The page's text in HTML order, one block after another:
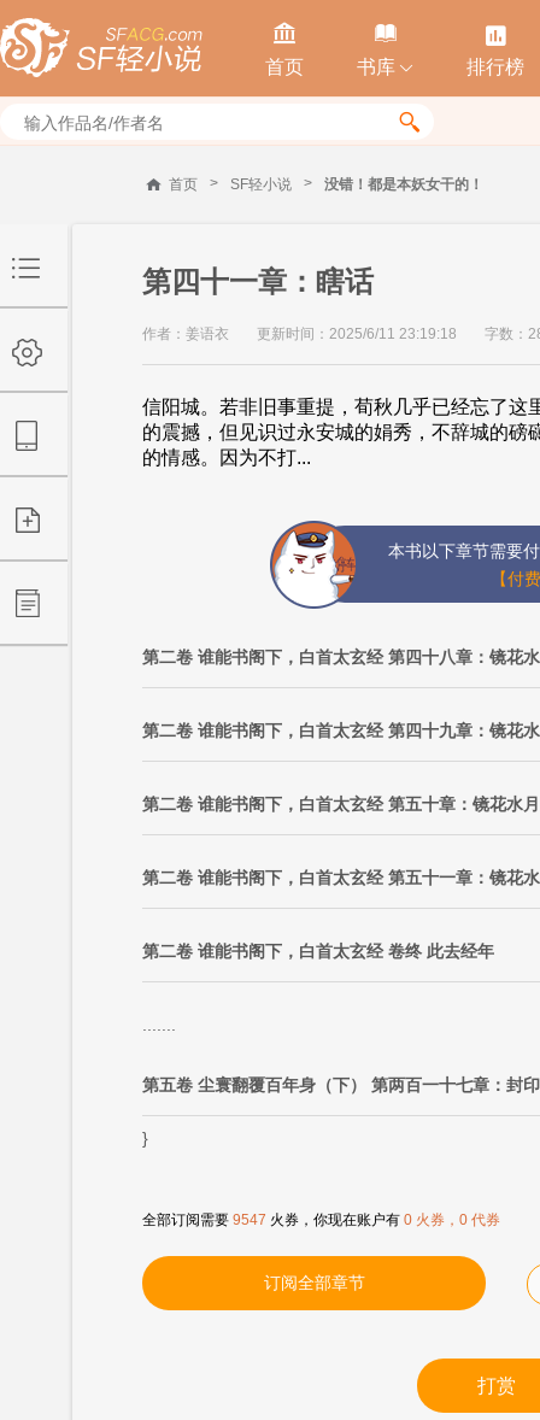

首页

书库 

排行榜

首页 > SF轻小说 > 没错！都是本妖女干的！
第四十一章：瞎话
作者：姜语衣 更新时间：2025/6/11 23:19:18 字数：
信阳城。若非旧事重提，荀秋几乎已经忘了
的震撼，但见识过永安城的娟秀，不辞城的
的情感。因为不打...
本书以下章节需要
【付
第二卷 谁能书阁下，白首太玄经 第四十八章：镜花
第二卷 谁能书阁下，白首太玄经 第四十九章：镜花
第二卷 谁能书阁下，白首太玄经 第五十章：镜花水
第二卷 谁能书阁下，白首太玄经 第五十一章：镜花
第二卷 谁能书阁下，白首太玄经 卷终 此去经年
第五卷 尘寰翻覆百年身（下） 第两百一十七章：封印
}
全部订阅需要 9547 火券，你现在账户有 0 火券，0 代券
订阅全部章节
打赏